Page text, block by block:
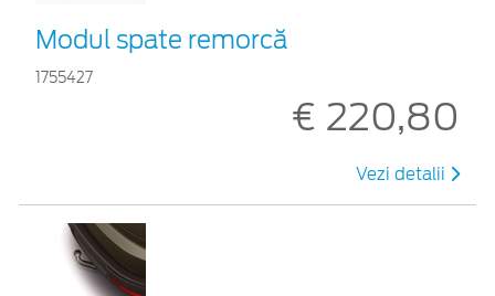
Modul spate remorcă
1755427
€ 220,80
Vezi detalii